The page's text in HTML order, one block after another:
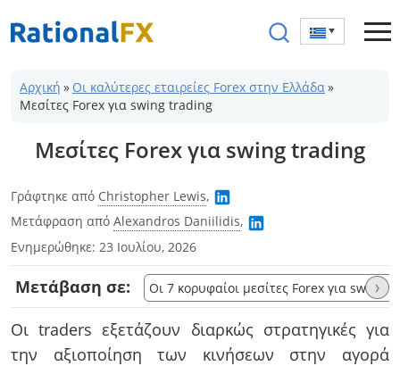
στο
Αρχική » Οι καλύτερες εταιρείες Forex στην Ελλάδα»
Μεσίτες Forex για swing trading
Μεσίτες Forex για swing trading
Γράφτηκε από Christopher Lewis,
Μετάφραση από Alexandros Daniilidis,
Ενημερώθηκε: 23 Ιουλίου, 2026
Μετάβαση σε: Οι 7 κορυφαίοι μεσίτες Forex για swing
›
Οι traders εξετάζουν διαρκώς στρατηγικές για
την αξιοποίηση των κινήσεων στην αγορά